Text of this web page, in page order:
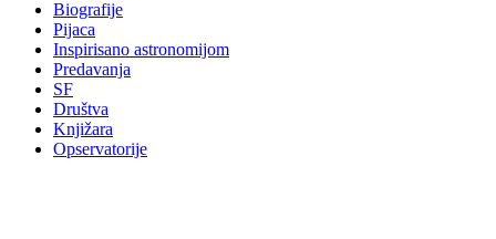
Biografije
Pijaca
Inspirisano astronomijom
Predavanja
SF
Društva
Knjižara
Opservatorije